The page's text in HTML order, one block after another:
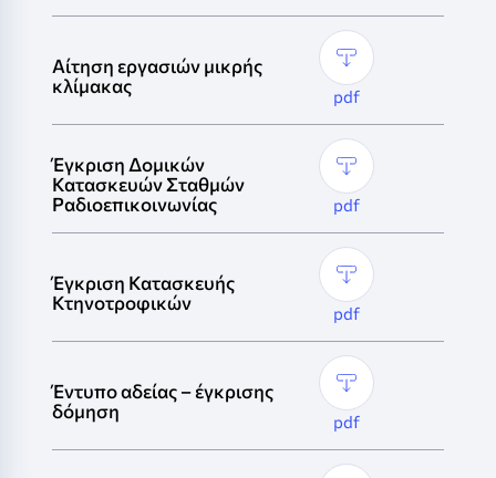
Αίτηση εργασιών μικρής
κλίμακας
Έγκριση Δομικών
Κατασκευών Σταθμών
Ραδιοεπικοινωνίας
Έγκριση Κατασκευής
Κτηνοτροφικών
Έντυπο αδείας – έγκρισης
δόμηση